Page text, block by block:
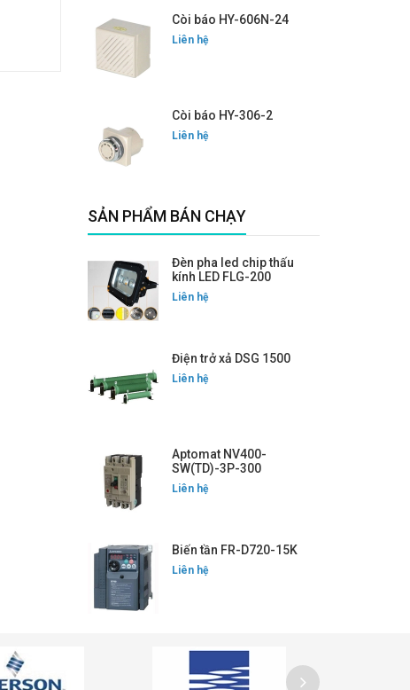
Còi báo HY-606N-24
Liên hệ
Còi báo HY-306-2
Liên hệ
SẢN PHẨM BÁN CHẠY
Đèn pha led chip thấu
kính LED FLG-200
Liên hệ
Điện trở xả DSG 1500
Liên hệ
Aptomat NV400-
SW(TD)-3P-300
Liên hệ
Biến tần FR-D720-15K
Liên hệ